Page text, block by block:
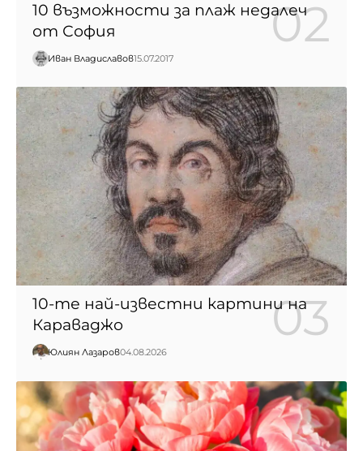
10 възможности за плаж недалеч
от София
Иван Владиславов15.07.2017
10-те най-известни картини на
Караваджо
Юлиян Лазаров04.08.2026